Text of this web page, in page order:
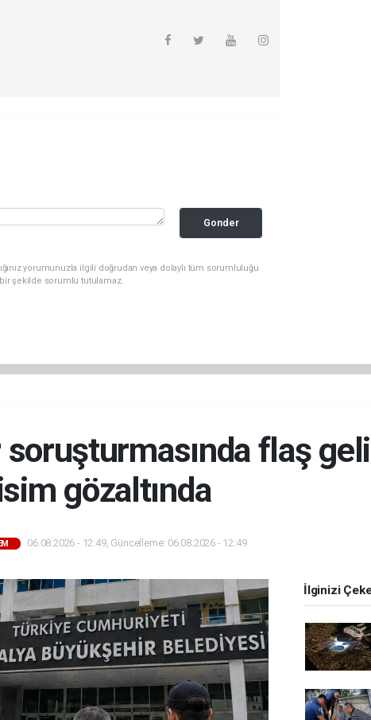
Gonder
yorumunuzla ilgili doğrudan veya dolaylı tüm sorumluluğu
şekilde sorumlu tutulamaz.
flaş
gözaltında
06.08.2026 - 12:49, Güncelleme: 06.08.2026 - 12:49
İlginizi